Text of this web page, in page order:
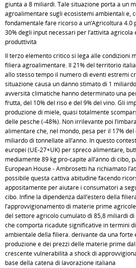
giunta a 8 miliardi. Tale situazione porta a un
agroalimentare sugli ecosistemi ambientali e,
fondamentale fare ricorso a un’Agricoltura
30% degli input necessari per l’attività
produttività
Il terzo elemento critico si lega alle condizioni
filiera agroalimentare. Il 21% del territorio
allo stesso tempo il numero di eventi estremi
situazione causa un danno stimato di 1
avversità climatiche hanno determinato una
frutta, del 10% del riso e del 9% del vino. Gli
produzione di miele, quasi totalmente
delle pesche (-48%). Non irrilevante poi
alimentare che, nel mondo, pesa per il 17%
miliardo di tonnellate all’anno. In questo
europei (UE-27+UK) per spreco alimentare,
mediamente 89 kg pro-capite all’anno di cibo,
European House - Ambrosetti ha richiamato
possibile questa cattiva abitudine facendo
appositamente per aiutare i consumatori a
cibo. Infine la dipendenza dall’estero della
l’approvvigionamento di materie prime
del settore agricolo cumulato di 85,8 miliardi
che comporta ricadute significative in termini
ambientale della filiera. derivante da una forte
produzione e dei prezzi delle materie prime
crescente vulnerabilità a shock di
base della catena di lavorazione italiana